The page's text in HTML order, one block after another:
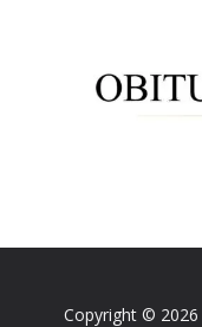
Copyright © 2026